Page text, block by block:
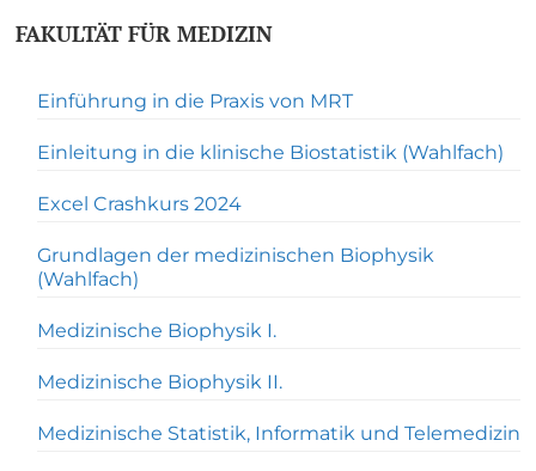
FAKULTÄT FÜR MEDIZIN
Einführung in die Praxis von MRT
Einleitung in die klinische Biostatistik (Wahlfach)
Excel Crashkurs 2024
Grundlagen der medizinischen Biophysik
(Wahlfach)
Medizinische Biophysik I.
Medizinische Biophysik II.
Medizinische Statistik, Informatik und Telemedizin